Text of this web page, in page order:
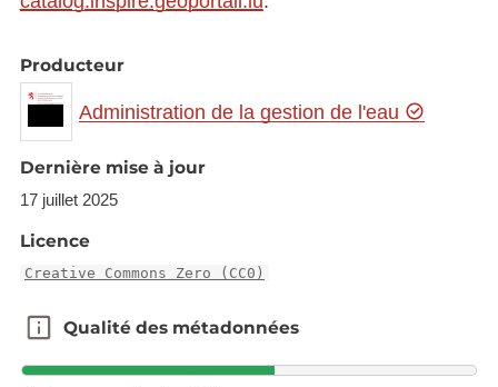
Producteur
Administration de la gestion de l'eau
Dernière mise à jour
17 juillet 2025
Licence
Creative Commons Zero (CC0)
Qualité des métadonnées
Qualité des métadonnées